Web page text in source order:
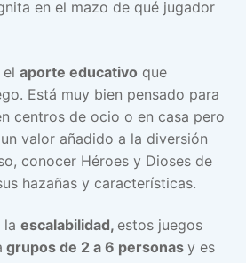
en el mazo de qué jugador
aporte educativo que
Está muy bien pensado para
centros de ocio o en casa pero
valor añadido a la diversión
conocer Héroes y Dioses de
hazañas y características.
la escalabilidad, estos juegos
grupos de 2 a 6 personas y es